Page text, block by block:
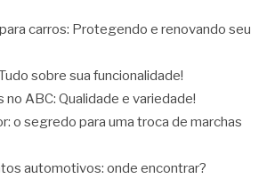
carros: Protegendo e renovando seu
sobre sua funcionalidade!
no ABC: Qualidade e variedade!
o segredo para uma troca de marchas
automotivos: onde encontrar?